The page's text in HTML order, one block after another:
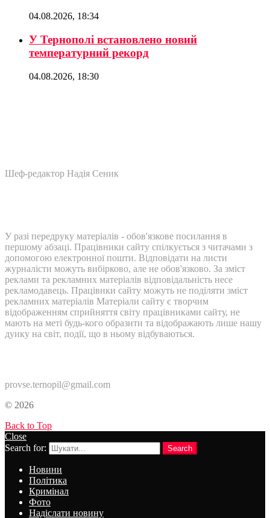
04.08.2026, 18:34
У Тернополі встановлено новий
температурний рекорд
04.08.2026, 18:30
Шеф-редактор Надія Сеник
У разі передруку матеріалів - обов'язкове посилання в
першому абзаці. Працівники сайту спілкується з читачами з
допомогою електронної пошти. Відповідати на листи
журналісти можуть вибірково, але не обов'язково. За зміст
реклами та рекламних матеріалів відповідальність несе
рекламодавець. Працівнки сайту можуть не поділяти зміст
рекламних матеріалів Матеріали сайту є творчим
відображенням сприйняття світу працівниками сайту, не
мають на меті будь-кого образити та відображають лише нашу
дуику на світ, події, що в ньому відбуваються.
provse.ternopil@gmail.com
© 2026
Back to Top
Close
Search for:
Search
Новини
Політика
Кримінал
Фото
Надіслати новину